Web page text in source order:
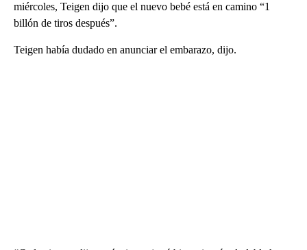
miércoles, Teigen dijo que el nuevo bebé está en camino “1
billón de tiros después”.
Teigen había dudado en anunciar el embarazo, dijo.